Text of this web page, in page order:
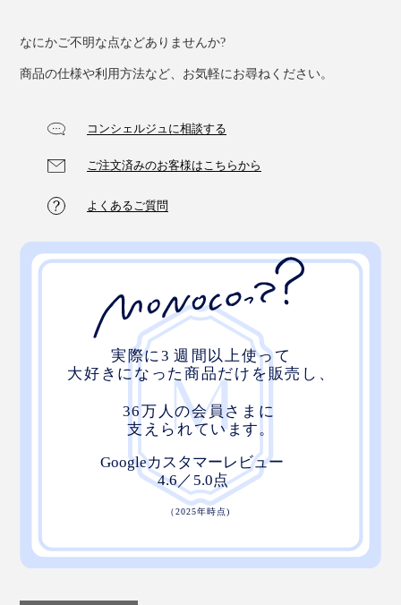
なにかご不明な点などありませんか?
商品の仕様や利用方法など、お気軽にお尋ねください。
コンシェルジュに相談する
ご注文済みのお客様はこちらから
よくあるご質問